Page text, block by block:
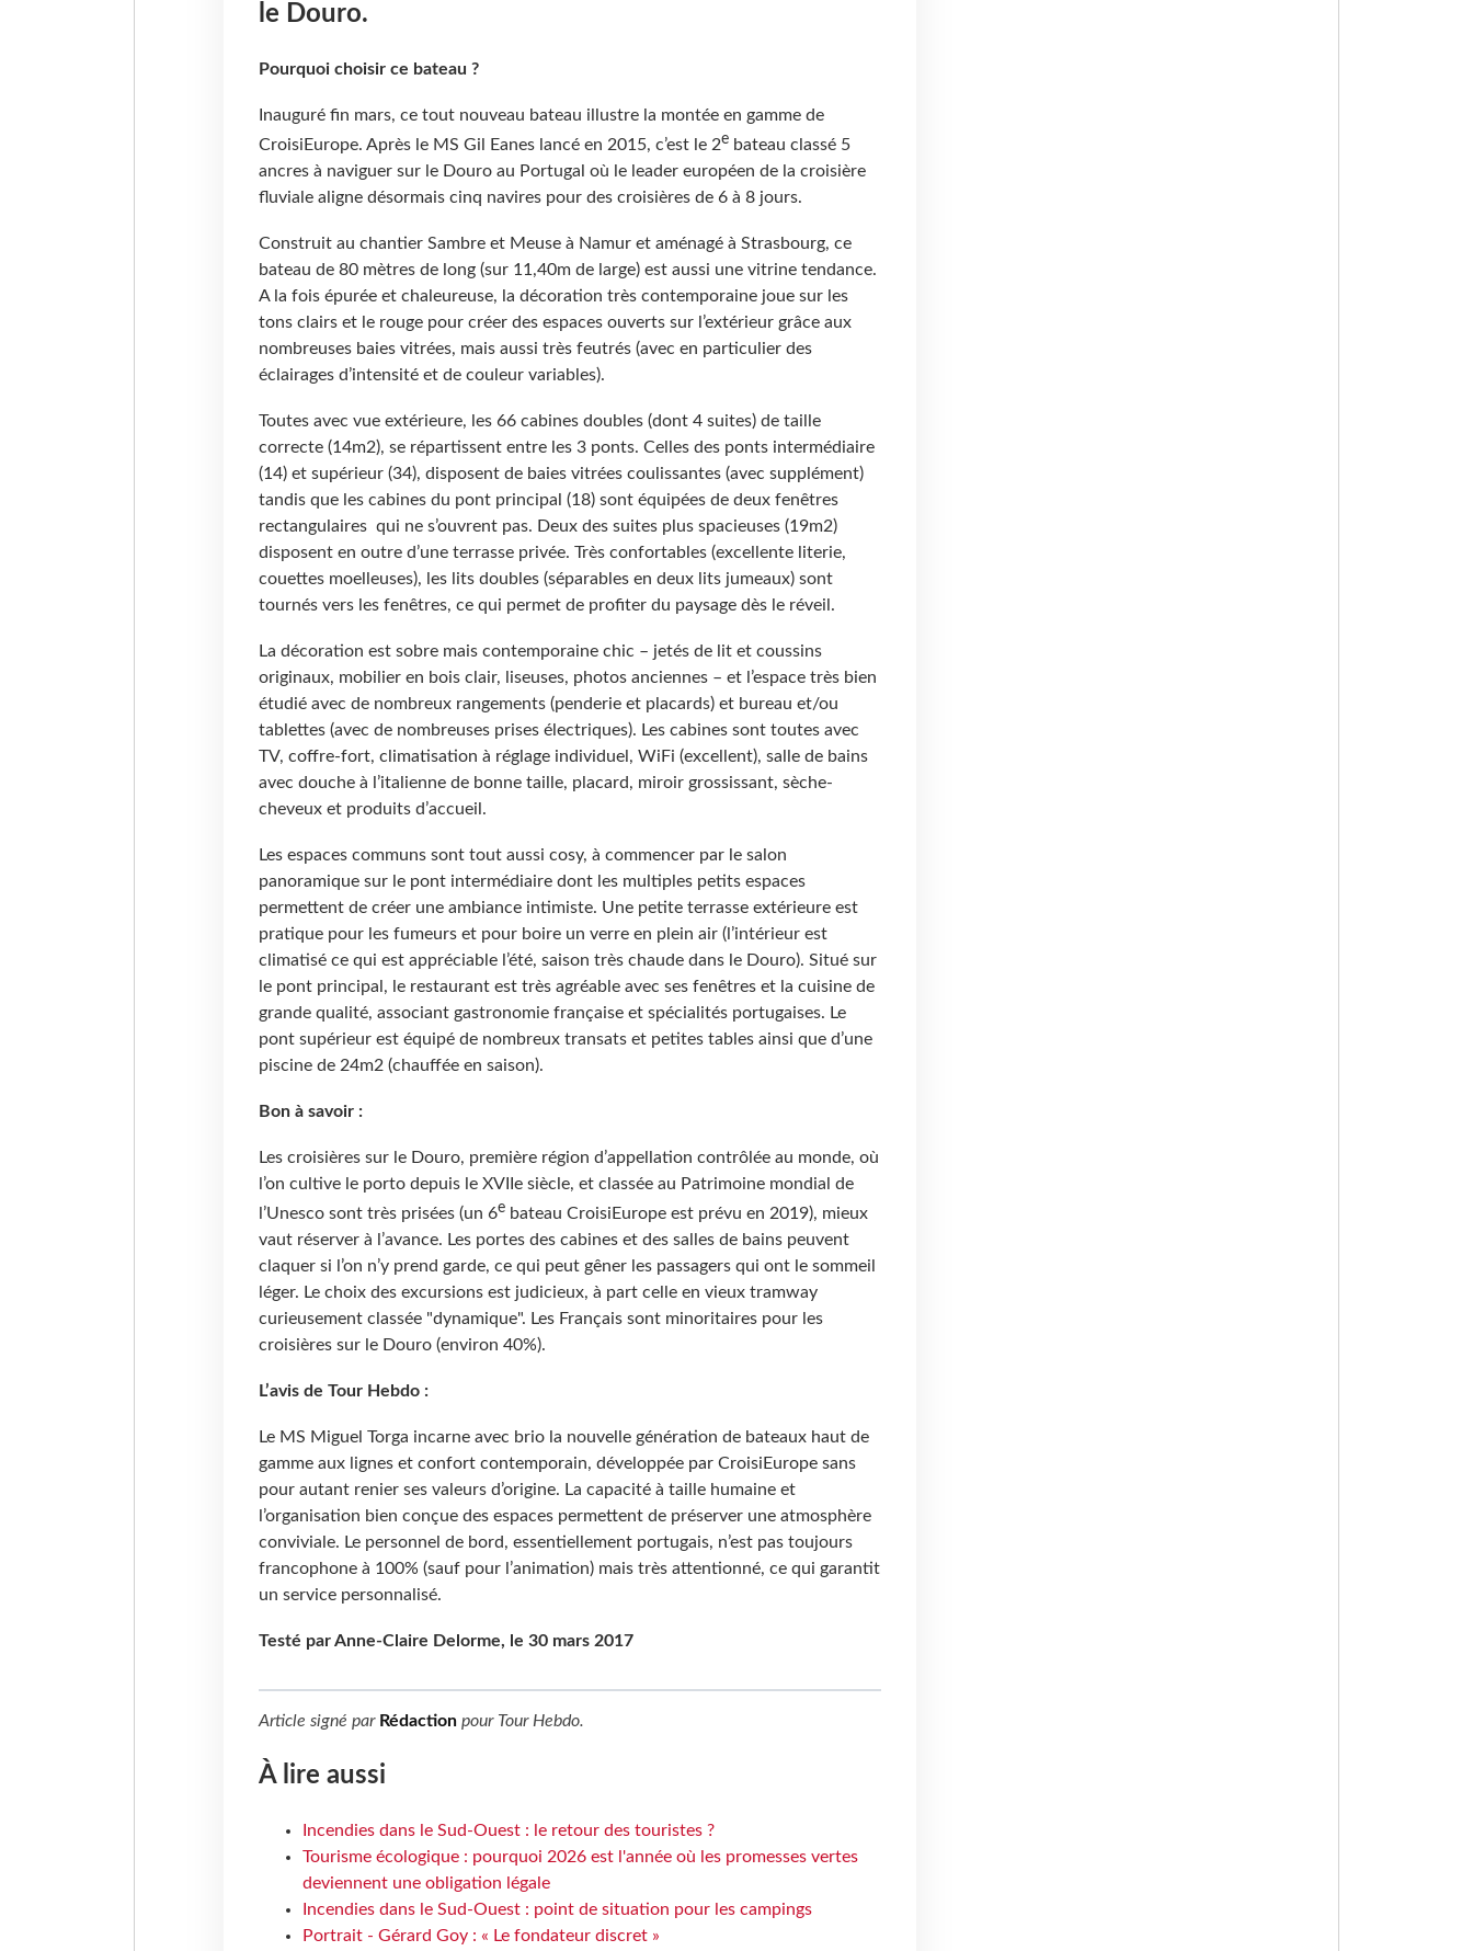
le Douro.
Pourquoi choisir ce bateau ?
Inauguré fin mars, ce tout nouveau bateau illustre la montée en gamme de
CroisiEurope. Après le MS Gil Eanes lancé en 2015, c’est le 2ebateau classé 5
ancres à naviguer sur le Douro au Portugal où le leader européen de la croisière
fluviale aligne désormais cinq navires pour des croisières de 6 à 8 jours.
Construit au chantier Sambre et Meuse à Namur et aménagé à Strasbourg, ce
bateau de 80 mètres de long (sur 11,40m de large) est aussi une vitrine tendance.
A la fois épurée et chaleureuse, la décoration très contemporaine joue sur les
tons clairs et le rouge pour créer des espaces ouverts sur l’extérieur grâce aux
nombreuses baies vitrées, mais aussi très feutrés (avec en particulier des
éclairages d’intensité et de couleur variables).
Toutes avec vue extérieure, les 66 cabines doubles (dont 4 suites) de taille
correcte (14m2), se répartissent entre les 3 ponts. Celles des ponts intermédiaire
(14) et supérieur (34), disposent de baies vitrées coulissantes (avec supplément)
tandis que les cabines du pont principal (18) sont équipées de deux fenêtres
rectangulaires qui ne s’ouvrent pas. Deux des suites plus spacieuses (19m2)
disposent en outre d’une terrasse privée. Très confortables (excellente literie,
couettes moelleuses), les lits doubles (séparables en deux lits jumeaux) sont
tournés vers les fenêtres, ce qui permet de profiter du paysage dès le réveil.
La décoration est sobre mais contemporaine chic – jetés de lit et coussins
originaux, mobilier en bois clair, liseuses, photos anciennes – et l’espace très bien
étudié avec de nombreux rangements (penderie et placards) et bureau et/ou
tablettes (avec de nombreuses prises électriques). Les cabines sont toutes avec
TV, coffre-fort, climatisation à réglage individuel, WiFi (excellent), salle de bains
avec douche à l’italienne de bonne taille, placard, miroir grossissant, sèche-
cheveux et produits d’accueil.
Les espaces communs sont tout aussi cosy, à commencer par le salon
panoramique sur le pont intermédiaire dont les multiples petits espaces
permettent de créer une ambiance intimiste. Une petite terrasse extérieure est
pratique pour les fumeurs et pour boire un verre en plein air (l’intérieur est
climatisé ce qui est appréciable l’été, saison très chaude dans le Douro). Situé sur
le pont principal, le restaurant est très agréable avec ses fenêtres et la cuisine de
grande qualité, associant gastronomie française et spécialités portugaises. Le
pont supérieur est équipé de nombreux transats et petites tables ainsi que d’une
piscine de 24m2 (chauffée en saison).
Bon à savoir :
Les croisières sur le Douro, première région d’appellation contrôlée au monde, où
l’on cultive le porto depuis le XVIIe siècle, et classée au Patrimoine mondial de
l’Unesco sont très prisées (un 6ebateau CroisiEurope est prévu en 2019), mieux
vaut réserver à l’avance. Les portes des cabines et des salles de bains peuvent
claquer si l’on n’y prend garde, ce qui peut gêner les passagers qui ont le sommeil
léger. Le choix des excursions est judicieux, à part celle en vieux tramway
curieusement classée "dynamique". Les Français sont minoritaires pour les
croisières sur le Douro (environ 40%).
L’avis de Tour Hebdo :
Le MS Miguel Torga incarne avec brio la nouvelle génération de bateaux haut de
gamme aux lignes et confort contemporain, développée par CroisiEurope sans
pour autant renier ses valeurs d’origine. La capacité à taille humaine et
l’organisation bien conçue des espaces permettent de préserver une atmosphère
conviviale. Le personnel de bord, essentiellement portugais, n’est pas toujours
francophone à 100% (sauf pour l’animation) mais très attentionné, ce qui garantit
un service personnalisé.
Testé par Anne-Claire Delorme, le 30 mars 2017
Article signé par Rédactionpour Tour Hebdo.
À lire aussi
Incendies dans le Sud-Ouest : le retour des touristes ?
Tourisme écologique : pourquoi 2026 est l'année où les promesses vertes
deviennent une obligation légale
Incendies dans le Sud-Ouest : point de situation pour les campings
Portrait - Gérard Goy : « Le fondateur discret »